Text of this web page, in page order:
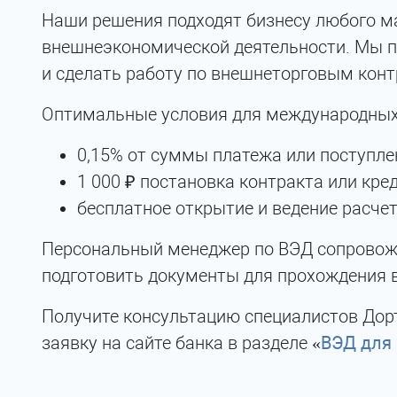
Наши решения подходят бизнесу любого
внешнеэкономической деятельности. Мы
и сделать работу по внешнеторговым
Оптимальные условия для
0,15% от суммы платежа или
1 000 ₽ постановка контракта или
бесплатное открытие и ведение
Персональный менеджер по ВЭД
подготовить документы для прохождения
Получите консультацию специалистов
заявку на сайте банка в разделе «ВЭД для